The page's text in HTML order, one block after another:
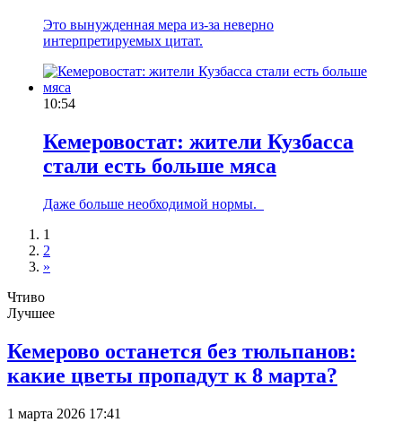
Это вынужденная мера из-за неверно
интерпретируемых цитат.
10:54
Кемеровостат: жители Кузбасса
стали есть больше мяса
Даже больше необходимой нормы.
1
2
»
Чтиво
Лучшее
Кемерово останется без тюльпанов:
какие цветы пропадут к 8 марта?
1 марта 2026 17:41